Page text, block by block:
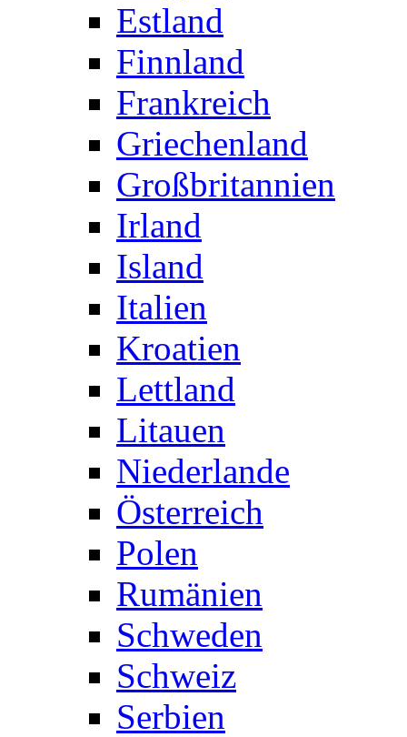
Estland
Finnland
Frankreich
Griechenland
Großbritannien
Irland
Island
Italien
Kroatien
Lettland
Litauen
Niederlande
Österreich
Polen
Rumänien
Schweden
Schweiz
Serbien